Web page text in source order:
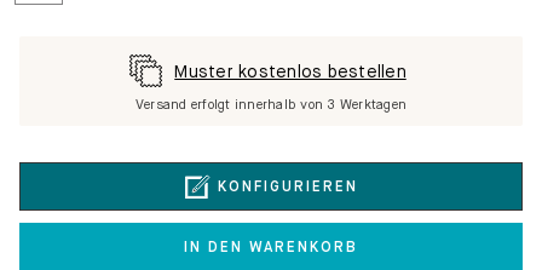
KONFIGURIEREN
IN DEN WARENKORB
Muster kostenlos bestellen
Versand erfolgt innerhalb von 3 Werktagen